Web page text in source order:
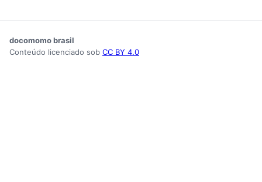
docomomo brasil
Conteúdo licenciado sob CC BY 4.0